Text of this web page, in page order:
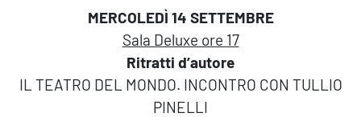
MERCOLEDÌ 14 SETTEMBRE
Sala Deluxe ore 17
Ritratti d’autore
IL TEATRO DEL MONDO. INCONTRO CON TULLIO
PINELLI